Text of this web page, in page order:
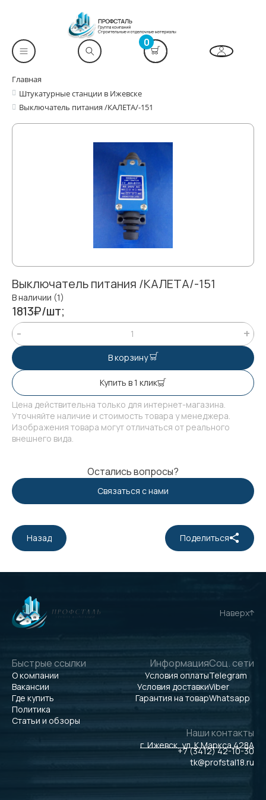
0
Главная
Штукатурные станции в Ижевске
Выключатель питания /КАЛЕТА/-151
Выключатель питания /КАЛЕТА/-151
В наличии (1)
1813₽/шт;
В корзину
Купить в 1 клик
Цена действительна только для интернет-магазина.
Уточняйте наличие и стоимость товара у менеджера.
Изображения товара могут отличаться от реального
внешнего вида.
Остались вопросы?
Связаться с нами
Назад Поделиться
Наверх
Быстрые ссылки
О компании
Вакансии
Где купить
Политика
Статьи и обзоры
Информация
Условия оплаты
Условия доставки
Гарантия на товар
Соц. сети
Telegram
Viber
Whatsapp
Наши контакты
г. Ижевск, ул. К.Маркса 428А
+7 (3412) 42-10-30
tk@profstal18.ru